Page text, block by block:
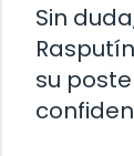
Sin
su